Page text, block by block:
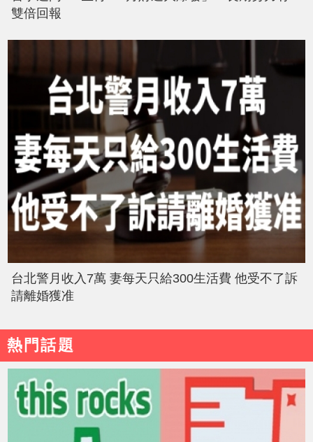
雙倍回報
台北警月收入7萬 妻每天只給300生活費 他受不了訴
請離婚獲准
熱門話題